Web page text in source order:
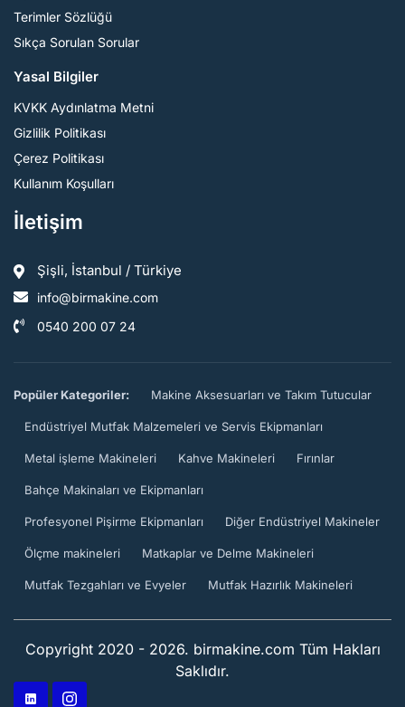
Terimler Sözlüğü
Sıkça Sorulan Sorular
Yasal Bilgiler
KVKK Aydınlatma Metni
Gizlilik Politikası
Çerez Politikası
Kullanım Koşulları
İletişim
Şişli, İstanbul / Türkiye
info@birmakine.com
0540 200 07 24
Popüler Kategoriler: Makine Aksesuarları ve Takım Tutucular
Endüstriyel Mutfak Malzemeleri ve Servis Ekipmanları
Metal işleme Makineleri Kahve Makineleri Fırınlar
Bahçe Makinaları ve Ekipmanları
Profesyonel Pişirme Ekipmanları Diğer Endüstriyel Makineler
Ölçme makineleri Matkaplar ve Delme Makineleri
Mutfak Tezgahları ve Evyeler Mutfak Hazırlık Makineleri
Copyright 2020 - 2026. birmakine.com Tüm Hakları
Saklıdır.